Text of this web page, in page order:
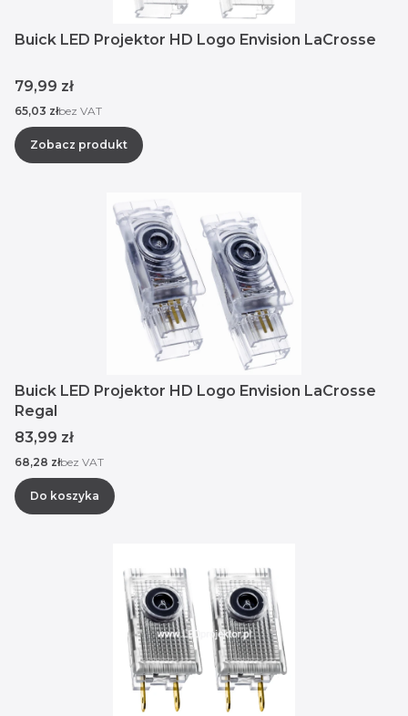
Buick LED Projektor HD Logo Envision LaCrosse
Cena
79,99 zł
Cena
65,03 złbez VAT
Zobacz produkt
Buick LED Projektor HD Logo Envision LaCrosse
Regal
Cena
83,99 zł
Cena
68,28 złbez VAT
Do koszyka